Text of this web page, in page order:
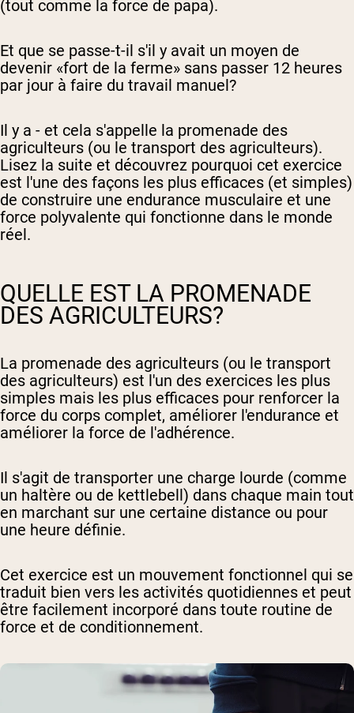
(tout comme la force de papa).
Et que se passe-t-il s'il y avait un moyen de
devenir «fort de la ferme» sans passer 12 heures
par jour à faire du travail manuel?
Il y a - et cela s'appelle la promenade des
agriculteurs (ou le transport des agriculteurs).
Lisez la suite et découvrez pourquoi cet exercice
est l'une des façons les plus efficaces (et simples)
de construire une endurance musculaire et une
force polyvalente qui fonctionne dans le monde
réel.
QUELLE EST LA PROMENADE
DES AGRICULTEURS?
La promenade des agriculteurs (ou le transport
des agriculteurs) est l'un des exercices les plus
simples mais les plus efficaces pour renforcer la
force du corps complet, améliorer l'endurance et
améliorer la force de l'adhérence.
Il s'agit de transporter une charge lourde (comme
un haltère ou de kettlebell) dans chaque main tout
en marchant sur une certaine distance ou pour
une heure définie.
Cet exercice est un mouvement fonctionnel qui se
traduit bien vers les activités quotidiennes et peut
être facilement incorporé dans toute routine de
force et de conditionnement.